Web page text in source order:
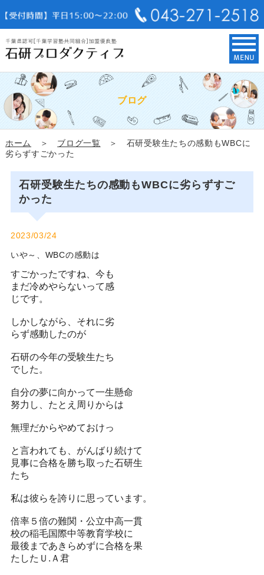
ブログ
ホーム ＞ ブログ一覧 ＞ 石研受験生たちの感動もWBCに
劣らずすごかった
石研受験生たちの感動もWBCに劣らずすご
かった
2023/03/24
いや～、WBCの感動は
すごかったですね、今も
まだ冷めやらないって感
じです。
しかしながら、それに劣
らず感動したのが
石研の今年の受験生たち
でした。
自分の夢に向かって一生懸命
努力し、たとえ周りからは
無理だからやめておけっ
と言われても、がんばり続けて
見事に合格を勝ち取った石研生
たち
私は彼らを誇りに思っています。
倍率５倍の難関・公立中高一貫
校の稲毛国際中等教育学校に
最後まであきらめずに合格を果
たしたＵ.Ａ君